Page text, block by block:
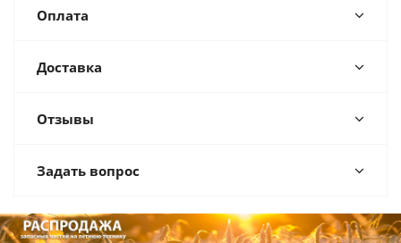
Оплата
Доставка
Отзывы
Задать вопрос